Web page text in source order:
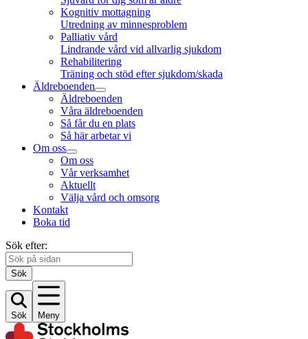
Kognitiv mottagning
Utredning av minnesproblem
Palliativ vård
Lindrande vård vid allvarlig sjukdom
Rehabilitering
Träning och stöd efter sjukdom/skada
Äldreboenden
Äldreboenden
Våra äldreboenden
Så får du en plats
Så här arbetar vi
Om oss
Om oss
Vår verksamhet
Aktuellt
Välja vård och omsorg
Kontakt
Boka tid
Sök efter:
Sök
Sök Meny